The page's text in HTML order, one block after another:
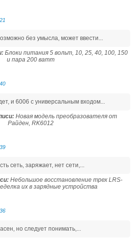
без умысла, может ввести...
Блоки питания 5 вольт, 10, 25, 40, 100, 150
и пара 200 ватт
и 6006 с универсальным входом...
Новая модель преобразователя от
Райден, RK6012
сеть, заряжает, нет сети,...
Небольшое восстановление трех LRS-
их в зарядные устройства
но следует понимать,...